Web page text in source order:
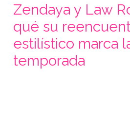
Zendaya y Law
qué su
estilístico marca
temporada